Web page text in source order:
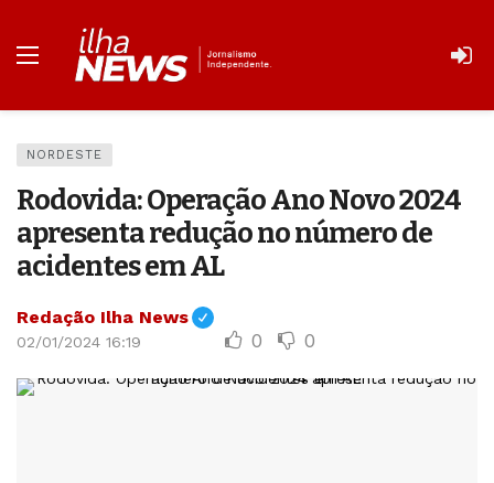
NORDESTE
Rodovida: Operação Ano Novo 2024
apresenta redução no número de
acidentes em AL
Redação Ilha News
02/01/2024 16:19 0 0